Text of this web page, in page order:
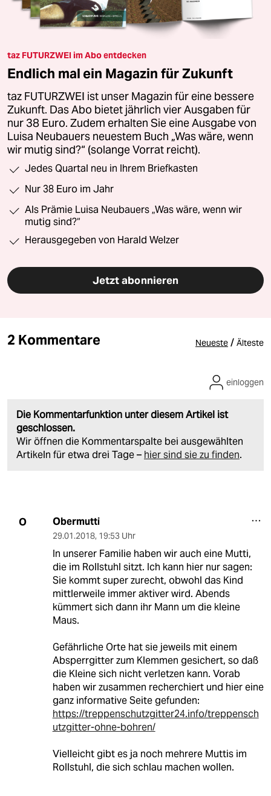
taz FUTURZWEI im Abo entdecken
Endlich mal ein Magazin für Zukunft
taz FUTURZWEI ist unser Magazin für eine bessere
Zukunft. Das Abo bietet jährlich vier Ausgaben für
nur 38 Euro. Zudem erhalten Sie eine Ausgabe von
Luisa Neubauers neuestem Buch „Was wäre, wenn
wir mutig sind?“ (solange Vorrat reicht).
Jedes Quartal neu in Ihrem Briefkasten
Nur 38 Euro im Jahr
Als Prämie Luisa Neubauers „Was wäre, wenn wir
mutig sind?“
Herausgegeben von Harald Welzer
Jetzt abonnieren
2 Kommentare Neueste / Älteste
Die Kommentarfunktion unter diesem Artikel ist
geschlossen.
Wir öffnen die Kommentarspalte bei ausgewählten
Artikeln für etwa drei Tage – hier sind sie zu finden.
einloggen
O Obermutti
29.01.2018, 19:53 Uhr
In unserer Familie haben wir auch eine Mutti,
die im Rollstuhl sitzt. Ich kann hier nur sagen:
Sie kommt super zurecht, obwohl das Kind
mittlerweile immer aktiver wird. Abends
kümmert sich dann ihr Mann um die kleine
Maus.
Gefährliche Orte hat sie jeweils mit einem
Absperrgitter zum Klemmen gesichert, so daß
die Kleine sich nicht verletzen kann. Vorab
haben wir zusammen recherchiert und hier eine
ganz informative Seite gefunden:
https://treppenschutzgitter24.info/treppensch
utzgitter-ohne-bohren/
Vielleicht gibt es ja noch mehrere Muttis im
Rollstuhl, die sich schlau machen wollen.